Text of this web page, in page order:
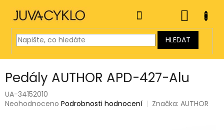
obsah
HLEDAT
KOŠÍK
Pedály AUTHOR APD-427-Alu
UA-34152010
Průměrné
Neohodnoceno Podrobnosti hodnocení Značka:AUTHOR